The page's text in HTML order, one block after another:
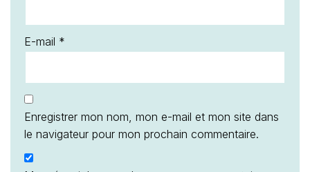
E-mail *
Enregistrer mon nom, mon e-mail et mon site dans
le navigateur pour mon prochain commentaire.